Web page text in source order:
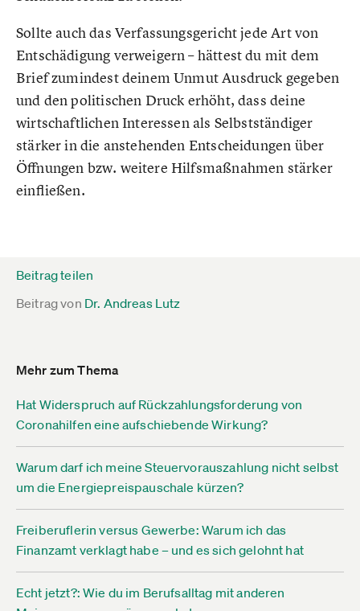
Sollte auch das Verfassungsgericht jede Art von
Entschädigung verweigern – hättest du mit dem
Brief zumindest deinem Unmut Ausdruck gegeben
und den politischen Druck erhöht, dass deine
wirtschaftlichen Interessen als Selbstständiger
stärker in die anstehenden Entscheidungen über
Öffnungen bzw. weitere Hilfsmaßnahmen stärker
einfließen.
Beitrag teilen
Beitrag von Dr. Andreas Lutz
Mehr zum Thema
Hat Widerspruch auf Rückzahlungsforderung von
Coronahilfen eine aufschiebende Wirkung?
Warum darf ich meine Steuervorauszahlung nicht selbst
um die Energiepreispauschale kürzen?
Freiberuflerin versus Gewerbe: Warum ich das
Finanzamt verklagt habe – und es sich gelohnt hat
Echt jetzt?: Wie du im Berufsalltag mit anderen